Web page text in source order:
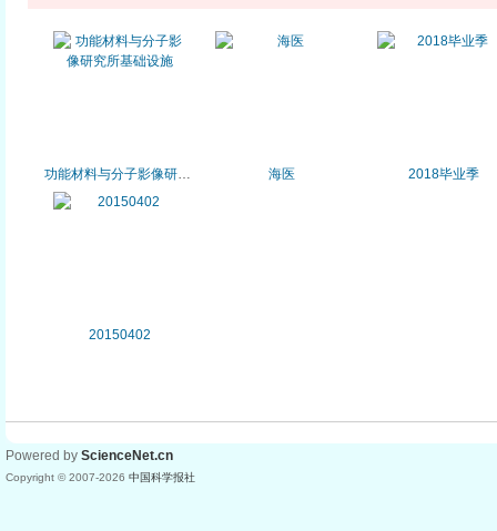
功能材料与分子影像研究所基础设施 海医 2018毕业季
20150402
Powered by ScienceNet.cn
Copyright © 2007-2026 中国科学报社